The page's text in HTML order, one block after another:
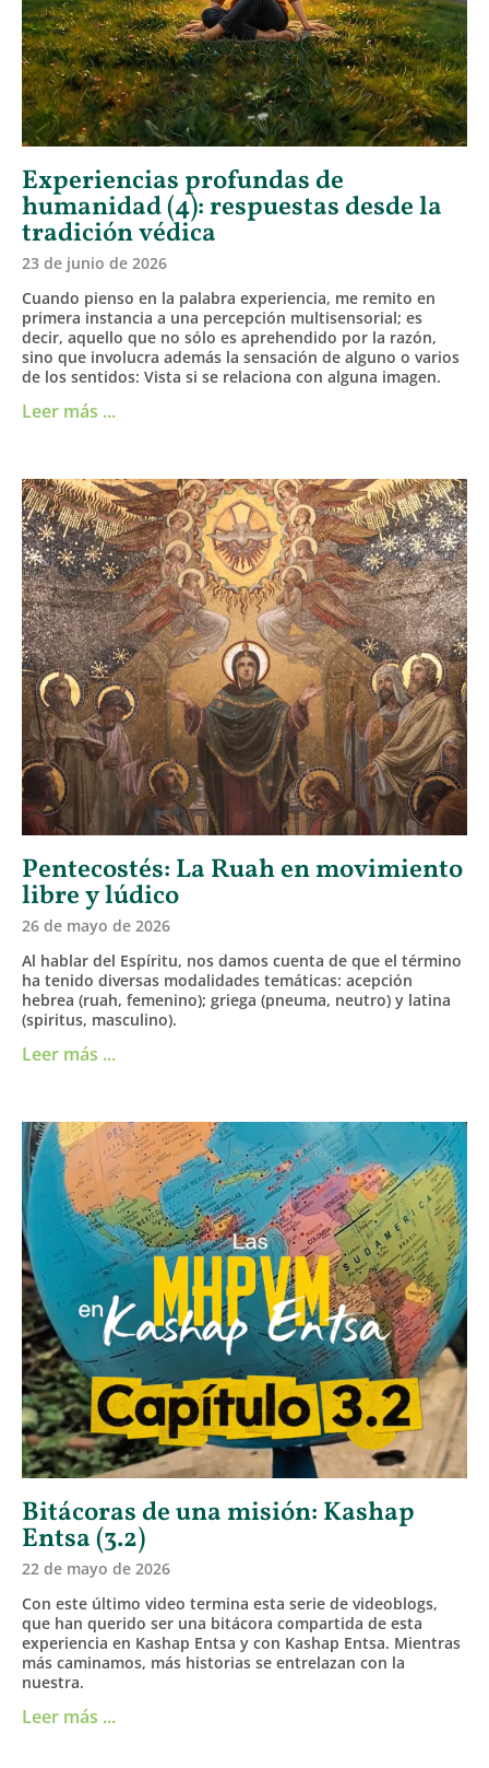
Experiencias profundas de
humanidad (4): respuestas desde la
tradición védica
23 de junio de 2026
Cuando pienso en la palabra experiencia, me remito en
primera instancia a una percepción multisensorial; es
decir, aquello que no sólo es aprehendido por la razón,
sino que involucra además la sensación de alguno o varios
de los sentidos: Vista si se relaciona con alguna imagen.
Leer más ...
Pentecostés: La Ruah en movimiento
libre y lúdico
26 de mayo de 2026
Al hablar del Espíritu, nos damos cuenta de que el término
ha tenido diversas modalidades temáticas: acepción
hebrea (ruah, femenino); griega (pneuma, neutro) y latina
(spiritus, masculino).
Leer más ...
Bitácoras de una misión: Kashap
Entsa (3.2)
22 de mayo de 2026
Con este último video termina esta serie de videoblogs,
que han querido ser una bitácora compartida de esta
experiencia en Kashap Entsa y con Kashap Entsa. Mientras
más caminamos, más historias se entrelazan con la
nuestra.
Leer más ...